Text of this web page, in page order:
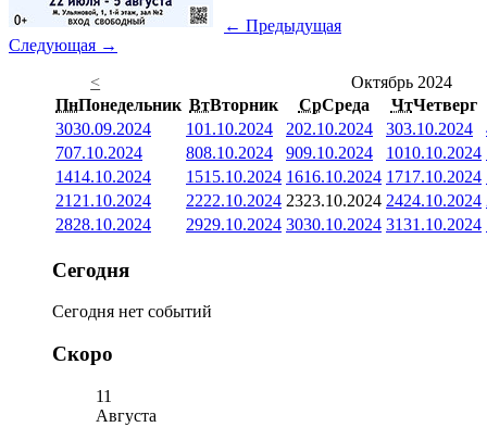
← Предыдущая
Следующая →
<
Октябрь 2024
ПнПонедельник ВтВторник СрСреда ЧтЧетверг
3030.09.2024 101.10.2024 202.10.2024 303.10.2024
707.10.2024 808.10.2024 909.10.2024 1010.10.2024
1414.10.2024 1515.10.2024 1616.10.2024 1717.10.2024
21 21.10.2024 2222.10.2024 2323.10.2024 2424.10.2024
2828.10.2024 2929.10.2024 3030.10.2024 3131.10.2024
Сегодня
Сегодня нет событий
Скоро
11
Августа